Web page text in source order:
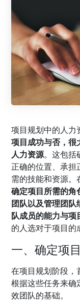
项目规划中的人力
项目成功与否，很
人力资源。这包括
正确的位置、承
需的技能和资源
确定项目所需的角
团队以及管理团队
队成员的能力与
的人选对于项目的
一、确定项
在项目规划阶段，
根据这些任务来确
效团队的基础。